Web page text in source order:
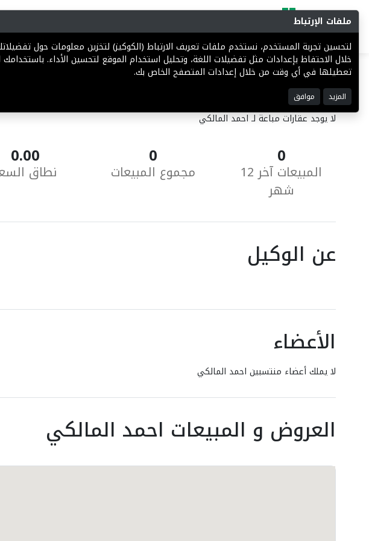
العقارات المباعة
لا يوجد عقارات مباعة لـ احمد المالكي
0
المبيعات آخر 12
شهر
0
مجموع المبيعات
0.00
نطاق
عن الوكيل
الأعضاء
لا يملك أعضاء منتسبين احمد المالكي
العروض و المبيعات احمد المالكي
ملفات الإرتباط
لتحسين تجربة المستخدم، نستخدم ملفات تعريف الارتباط (الكوكيز) لتخزين معلومات حول
خلال الاحتفاظ بإعدادات مثل تفضيلات اللغة، وتحليل استخدام الموقع لتحسين الأداء.
تعطيلها في أي وقت من خلال إعدادات المتصفح الخاص بك.
المزيد موافق